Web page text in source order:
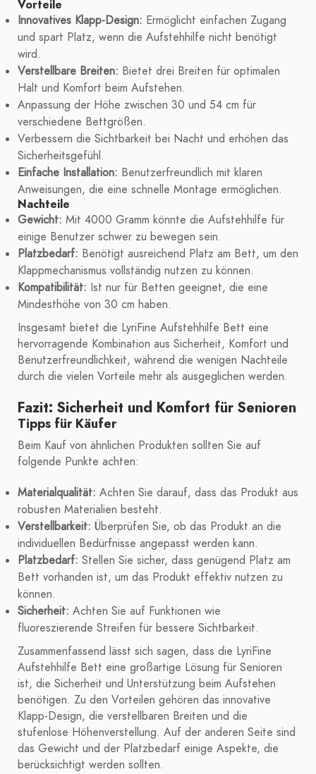
Vorteile
Innovatives Klapp-Design: Ermöglicht einfachen Zugang
und spart Platz, wenn die Aufstehhilfe nicht benötigt
wird.
Verstellbare Breiten: Bietet drei Breiten für optimalen
Halt und Komfort beim Aufstehen.
Anpassung der Höhe zwischen 30 und 54 cm für
verschiedene Bettgrößen.
Verbessern die Sichtbarkeit bei Nacht und erhöhen das
Sicherheitsgefühl.
Einfache Installation: Benutzerfreundlich mit klaren
Anweisungen, die eine schnelle Montage ermöglichen.
Nachteile
Gewicht: Mit 4000 Gramm könnte die Aufstehhilfe für
einige Benutzer schwer zu bewegen sein.
Platzbedarf: Benötigt ausreichend Platz am Bett, um den
Klappmechanismus vollständig nutzen zu können.
Kompatibilität: Ist nur für Betten geeignet, die eine
Mindesthöhe von 30 cm haben.
Insgesamt bietet die LyriFine Aufstehhilfe Bett eine
hervorragende Kombination aus Sicherheit, Komfort und
Benutzerfreundlichkeit, während die wenigen Nachteile
durch die vielen Vorteile mehr als ausgeglichen werden.
Fazit: Sicherheit und Komfort für Senioren
Tipps für Käufer
Beim Kauf von ähnlichen Produkten sollten Sie auf
folgende Punkte achten:
Materialqualität: Achten Sie darauf, dass das Produkt aus
robusten Materialien besteht.
Verstellbarkeit: Überprüfen Sie, ob das Produkt an die
individuellen Bedürfnisse angepasst werden kann.
Platzbedarf: Stellen Sie sicher, dass genügend Platz am
Bett vorhanden ist, um das Produkt effektiv nutzen zu
können.
Sicherheit: Achten Sie auf Funktionen wie
fluoreszierende Streifen für bessere Sichtbarkeit.
Zusammenfassend lässt sich sagen, dass die LyriFine
Aufstehhilfe Bett eine großartige Lösung für Senioren
ist, die Sicherheit und Unterstützung beim Aufstehen
benötigen. Zu den Vorteilen gehören das innovative
Klapp-Design, die verstellbaren Breiten und die
stufenlose Höhenverstellung. Auf der anderen Seite sind
das Gewicht und der Platzbedarf einige Aspekte, die
berücksichtigt werden sollten.